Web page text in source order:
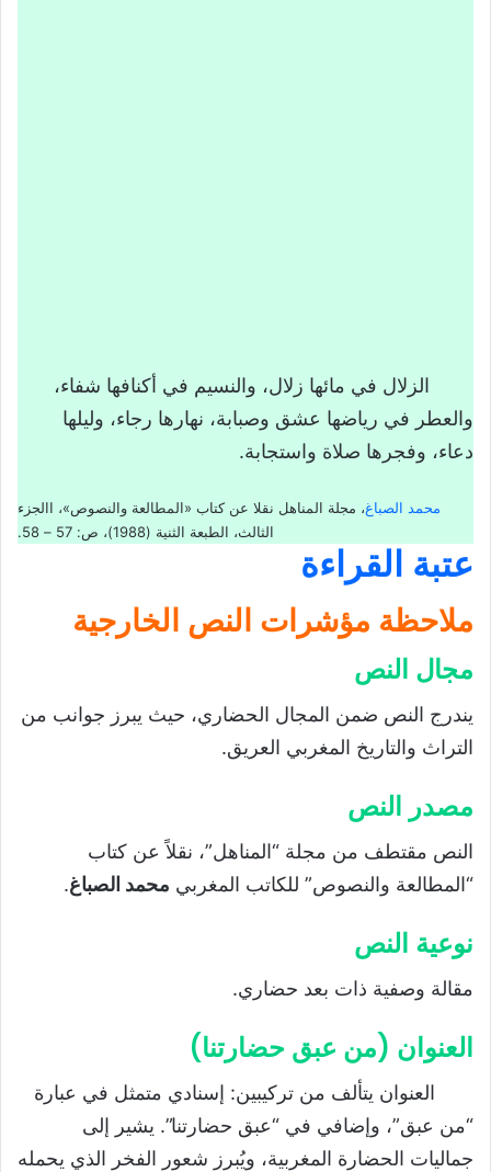
الزلال في مائها زلال، والنسيم في أكنافها شفاء،
والعطر في رياضها عشق وصبابة، نهارها رجاء، وليلها
دعاء، وفجرها صلاة واستجابة.
محمد الصباغ، مجلة المناهل نقلا عن كتاب «المطالعة والنصوص»، االجزء
الثالث، الطبعة الثنية (1988)، ص: 57 – 58.
عتبة القراءة
ملاحظة مؤشرات النص الخارجية
مجال النص
يندرج النص ضمن المجال الحضاري، حيث يبرز جوانب من
التراث والتاريخ المغربي العريق.
مصدر النص
النص مقتطف من مجلة “المناهل”، نقلاً عن كتاب
“المطالعة والنصوص” للكاتب المغربي محمد الصباغ.
نوعية النص
مقالة وصفية ذات بعد حضاري.
العنوان (من عبق حضارتنا)
العنوان يتألف من تركيبين: إسنادي متمثل في عبارة
“من عبق”، وإضافي في “عبق حضارتنا”. يشير إلى
جماليات الحضارة المغربية، ويُبرز شعور الفخر الذي يحمله